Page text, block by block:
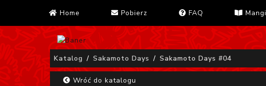
Home Pobierz FAQ Mangi
Katalog Sakamoto Days Sakamoto Days #04
Wróć do katalogu